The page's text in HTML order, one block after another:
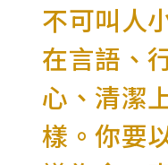
不可叫人
在言語、
心、清潔
樣。你要